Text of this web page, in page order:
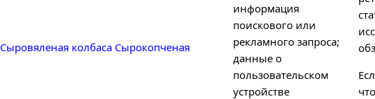
Сыровяленая колбаса Сырокопченая
информация
поискового или
рекламного запроса;
данные о
пользовательском
устройстве